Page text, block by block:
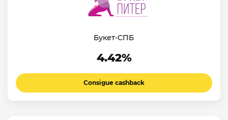
Букет-СПБ
4.42%
Consigue cashback